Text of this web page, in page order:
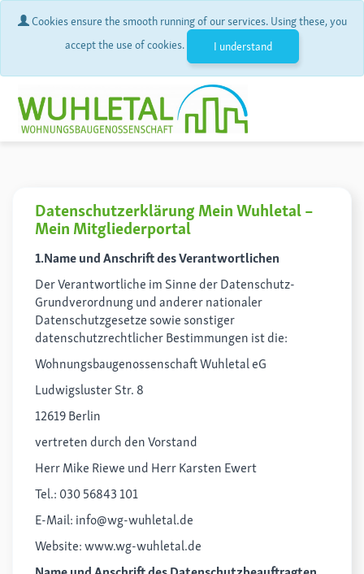
Cookies ensure the smooth running of our services. Using these, you
accept the use of cookies.
I understand
Datenschutzerklärung Mein Wuhletal –
Mein Mitgliederportal
1.Name und Anschrift des Verantwortlichen
Der Verantwortliche im Sinne der Datenschutz-
Grundverordnung und anderer nationaler
Datenschutzgesetze sowie sonstiger
datenschutzrechtlicher Bestimmungen ist die:
Wohnungsbaugenossenschaft Wuhletal eG
Ludwigsluster Str. 8
12619 Berlin
vertreten durch den Vorstand
Herr Mike Riewe und Herr Karsten Ewert
Tel.: 030 56843 101
E-Mail: info@wg-wuhletal.de
Website: www.wg-wuhletal.de